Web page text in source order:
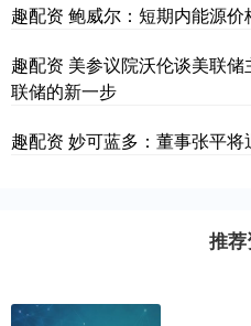
趣配资 鲍威尔：短期内能源
趣配资 美参议院沃伦谈美联
联储的新一步
趣配资 妙可蓝多：董事张平将
推